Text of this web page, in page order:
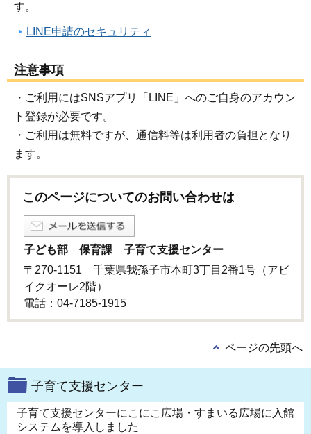
す。
LINE申請のセキュリティ
注意事項
・ご利用にはSNSアプリ「LINE」へのご自身のアカウン
ト登録が必要です。
・ご利用は無料ですが、通信料等は利用者の負担となり
ます。
このページについてのお問い合わせは
子ども部 保育課 子育て支援センター
〒270-1151 千葉県我孫子市本町3丁目2番1号（アビ
イクオーレ2階）
電話：04-7185-1915
ページの先頭へ
子育て支援センター
子育て支援センターにこにこ広場・すまいる広場に入館
システムを導入しました